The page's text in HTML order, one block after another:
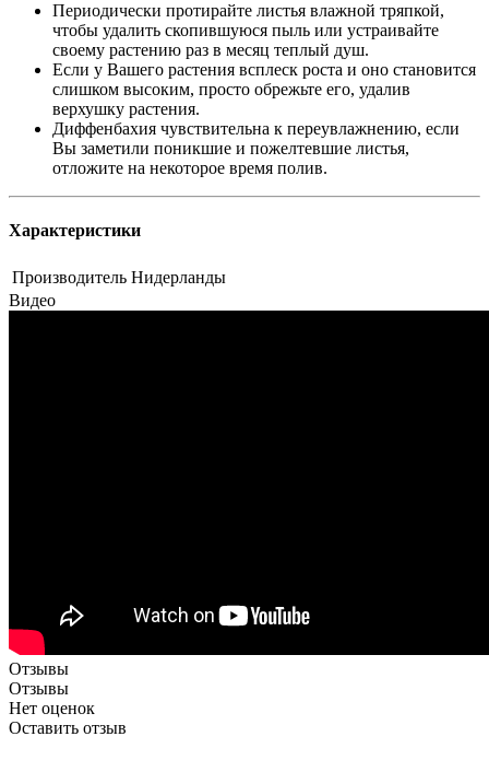
Периодически протирайте листья влажной тряпкой,
чтобы удалить скопившуюся пыль или устраивайте
своему растению раз в месяц теплый душ.
Если у Вашего растения всплеск роста и оно становится
слишком высоким, просто обрежьте его, удалив
верхушку растения.
Диффенбахия чувствительна к переувлажнению, если
Вы заметили поникшие и пожелтевшие листья,
отложите на некоторое время полив.
Характеристики
Производитель Нидерланды
Видео
Отзывы
Отзывы
Нет оценок
Оставить отзыв